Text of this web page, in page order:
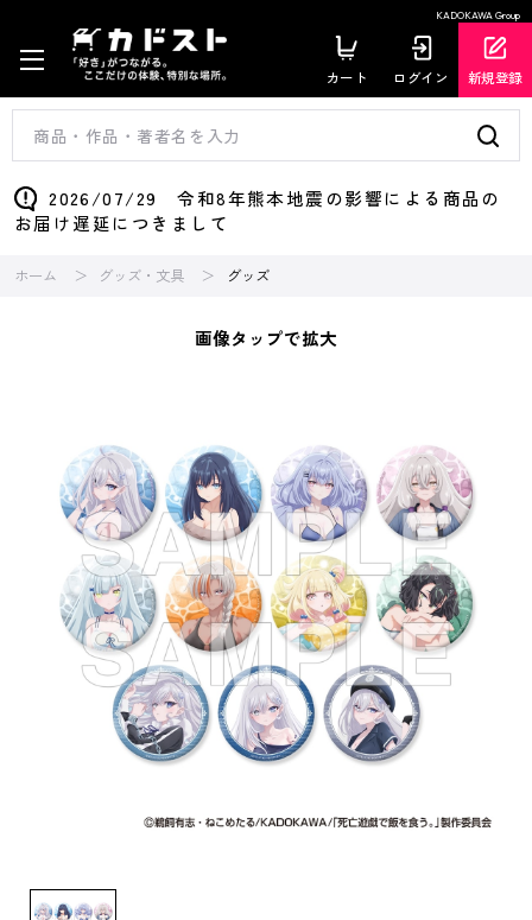
KADOKAWA Group
カート ログイン 新規登録
2026/07/29 令和8年熊本地震の影響による商品の
お届け遅延につきまして
ホーム グッズ・文具 グッズ
画像タップで拡大